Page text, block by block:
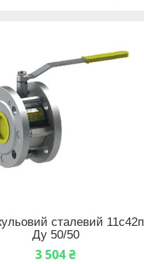
сталевий 11с42п
Ду 50/50
3 504 ₴